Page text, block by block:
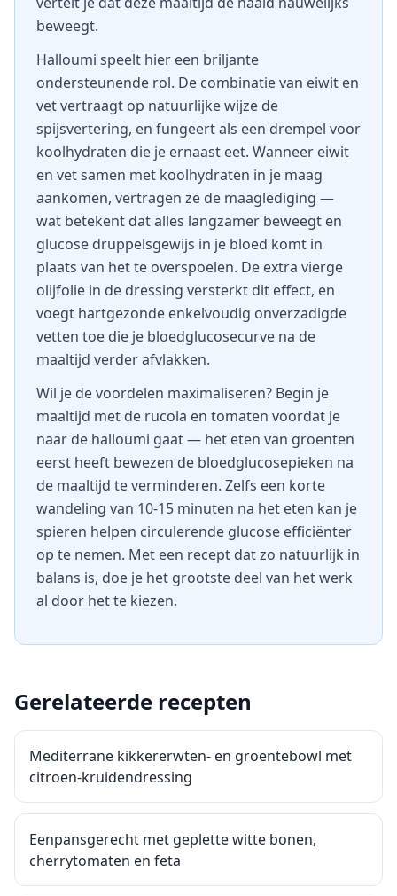
beweegt.
Halloumi speelt hier een briljante
ondersteunende rol. De combinatie van eiwit en
vet vertraagt op natuurlijke wijze de
spijsvertering, en fungeert als een drempel voor
koolhydraten die je ernaast eet. Wanneer eiwit
en vet samen met koolhydraten in je maag
aankomen, vertragen ze de maaglediging —
wat betekent dat alles langzamer beweegt en
glucose druppelsgewijs in je bloed komt in
plaats van het te overspoelen. De extra vierge
olijfolie in de dressing versterkt dit effect, en
voegt hartgezonde enkelvoudig onverzadigde
vetten toe die je bloedglucosecurve na de
maaltijd verder afvlakken.
Wil je de voordelen maximaliseren? Begin je
maaltijd met de rucola en tomaten voordat je
naar de halloumi gaat — het eten van groenten
eerst heeft bewezen de bloedglucosepieken na
de maaltijd te verminderen. Zelfs een korte
wandeling van 10-15 minuten na het eten kan je
spieren helpen circulerende glucose efficiënter
op te nemen. Met een recept dat zo natuurlijk in
balans is, doe je het grootste deel van het werk
al door het te kiezen.
Gerelateerde recepten
Mediterrane kikkererwten- en groentebowl met
citroen-kruidendressing
Eenpansgerecht met geplette witte bonen,
cherrytomaten en feta